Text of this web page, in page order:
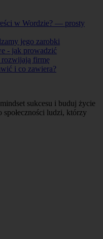
w Wordzie? — prosty
jego zarobki
- jak prowadzić
rozwijają firmę
i co zawiera?
sukcesu i buduj życie
społeczności ludzi, którzy